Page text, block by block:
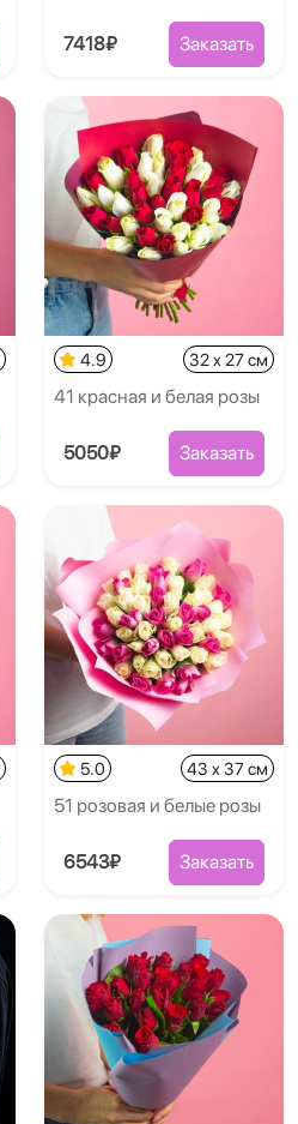
7418₽ Заказать
4.9 32 x 27 см
41 красная и белая розы
5050₽ Заказать
5.0 43 x 37 см
51 розовая и белые розы
6543₽ Заказать